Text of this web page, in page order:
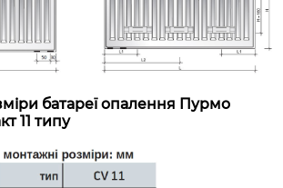
батареї опалення Пурмо
11 типу